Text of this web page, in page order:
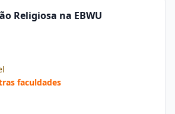
Religiosa na EBWU
faculdades